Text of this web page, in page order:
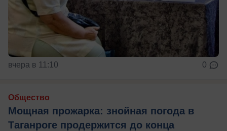
вчера в 11:10 0
Общество
Мощная прожарка: знойная погода в
Таганроге продержится до конца